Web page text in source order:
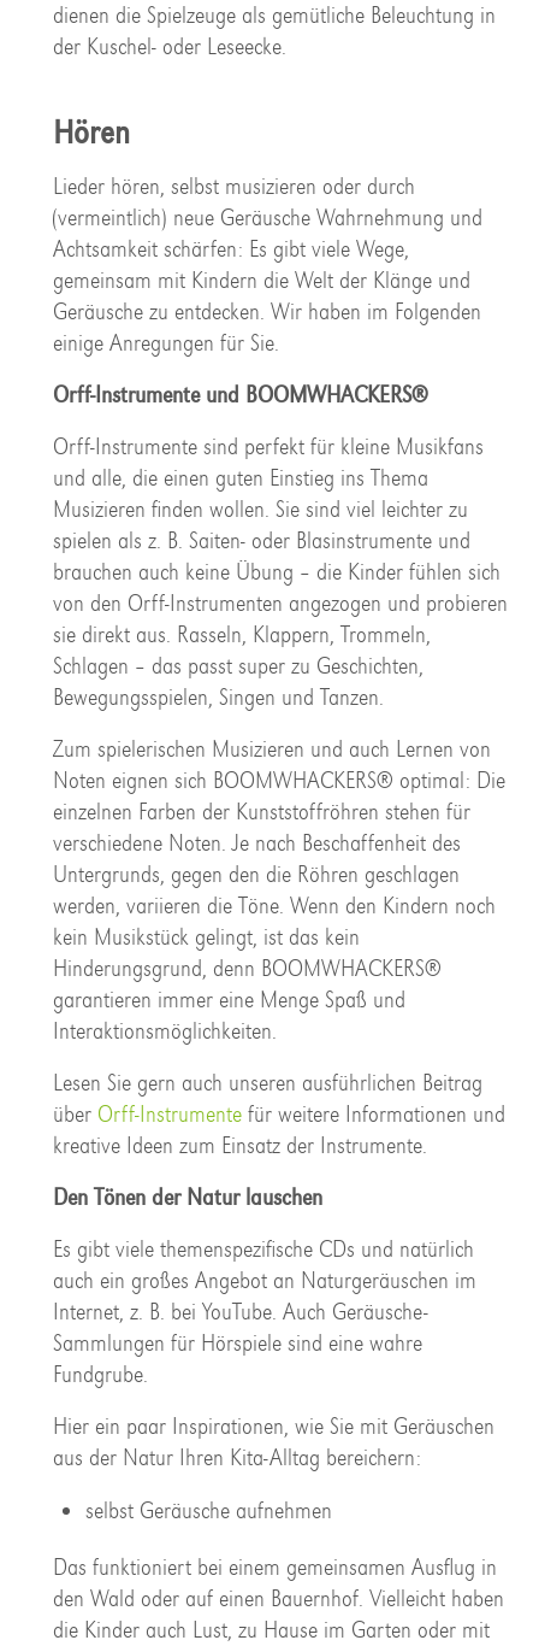
dienen die Spielzeuge als gemütliche Beleuchtung in
der Kuschel- oder Leseecke.
Hören
Lieder hören, selbst musizieren oder durch
(vermeintlich) neue Geräusche Wahrnehmung und
Achtsamkeit schärfen: Es gibt viele Wege,
gemeinsam mit Kindern die Welt der Klänge und
Geräusche zu entdecken. Wir haben im Folgenden
einige Anregungen für Sie.
Orff-Instrumente und BOOMWHACKERS®
Orff-Instrumente sind perfekt für kleine Musikfans
und alle, die einen guten Einstieg ins Thema
Musizieren finden wollen. Sie sind viel leichter zu
spielen als z. B. Saiten- oder Blasinstrumente und
brauchen auch keine Übung – die Kinder fühlen sich
von den Orff-Instrumenten angezogen und probieren
sie direkt aus. Rasseln, Klappern, Trommeln,
Schlagen – das passt super zu Geschichten,
Bewegungsspielen, Singen und Tanzen.
Zum spielerischen Musizieren und auch Lernen von
Noten eignen sich BOOMWHACKERS® optimal: Die
einzelnen Farben der Kunststoffröhren stehen für
verschiedene Noten. Je nach Beschaffenheit des
Untergrunds, gegen den die Röhren geschlagen
werden, variieren die Töne. Wenn den Kindern noch
kein Musikstück gelingt, ist das kein
Hinderungsgrund, denn BOOMWHACKERS®
garantieren immer eine Menge Spaß und
Interaktionsmöglichkeiten.
Lesen Sie gern auch unseren ausführlichen Beitrag
über Orff-Instrumentefür weitere Informationen und
kreative Ideen zum Einsatz der Instrumente.
Den Tönen der Natur lauschen
Es gibt viele themenspezifische CDs und natürlich
auch ein großes Angebot an Naturgeräuschen im
Internet, z. B. bei YouTube. Auch Geräusche-
Sammlungen für Hörspiele sind eine wahre
Fundgrube.
Hier ein paar Inspirationen, wie Sie mit Geräuschen
aus der Natur Ihren Kita-Alltag bereichern:
selbst Geräusche aufnehmen
Das funktioniert bei einem gemeinsamen Ausflug in
den Wald oder auf einen Bauernhof. Vielleicht haben
die Kinder auch Lust, zu Hause im Garten oder mit